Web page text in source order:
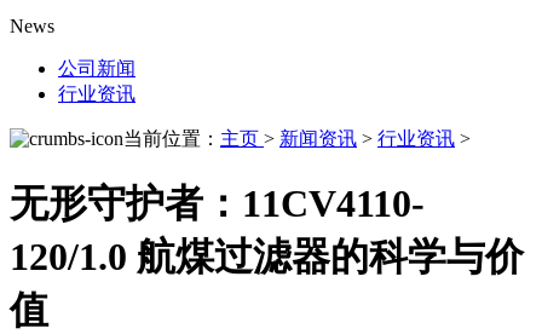
News
公司新闻
行业资讯
当前位置： 主页 > 新闻资讯 > 行业资讯 >
无形守护者：11CV4110-
120/1.0 航煤过滤器的科学与价
值